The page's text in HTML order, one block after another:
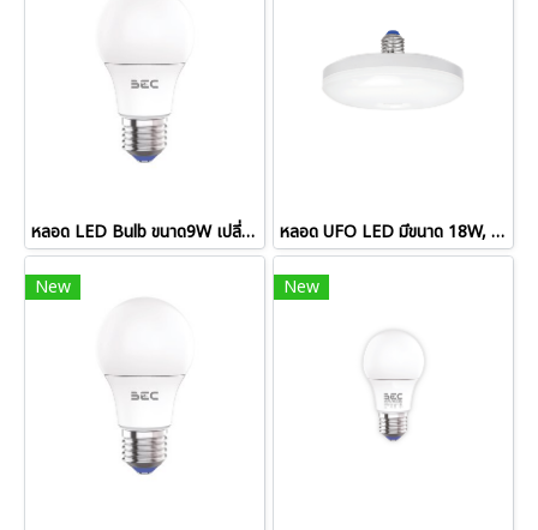
หลอด LED Bulb ขนาด9W เปลี่ยนได้ 3 แสง รุ่น Magic หลอด UFO LED มีขนาด 18W, 24W ขั้วหลอด E27
New New